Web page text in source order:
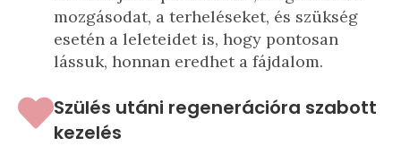
mozgásodat, a terheléseket, és szükség
esetén a leleteidet is, hogy pontosan
lássuk, honnan eredhet a fájdalom.
Szülés utáni regenerációra szabott
kezelés